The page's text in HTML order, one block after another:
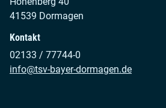
41539 Dormagen
Kontakt
02133 / 77744-0
info@tsv-bayer-dormagen.de